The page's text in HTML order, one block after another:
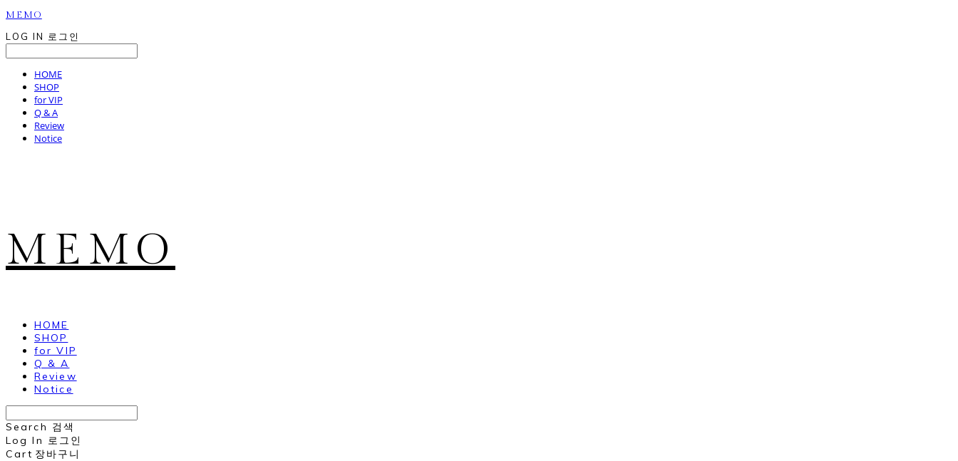
MEMO
LOG IN
로그인
HOME
SHOP
for VIP
Q & A
Review
Notice
MEMO
HOME
SHOP
for VIP
Q & A
Review
Notice
Search 검색
Log In 로그인
Cart 장바구니